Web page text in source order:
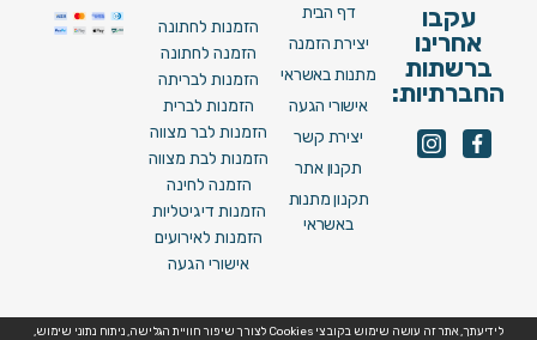
עקבו
אחרינו
ברשתות
החברתיות:
דף הבית
יצירת הזמנה
מתנות באשראי
אישורי הגעה
יצירת קשר
תקנון אתר
תקנון מתנות
באשראי
הזמנות לחתונה
הזמנה לחתונה
הזמנות לבריתה
הזמנות לברית
הזמנות לבר מצווה
הזמנות לבת מצווה
הזמנה לחינה
הזמנות דיגיטליות
הזמנות לאירועים
אישורי הגעה
לידיעתך, אתר זה עושה שימוש בקובצי Cookies לצורך שיפור חוויית הגלישה, ניתוח נתוני שימוש,